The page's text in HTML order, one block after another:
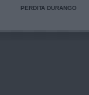
PERDITA DURANGO